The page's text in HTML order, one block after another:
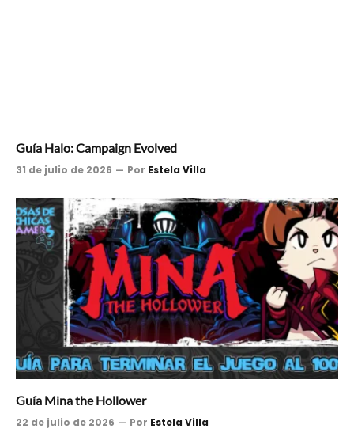
Guía Halo: Campaign Evolved
31 de julio de 2026 Por Estela Villa
Guía Mina the Hollower
22 de julio de 2026 Por Estela Villa